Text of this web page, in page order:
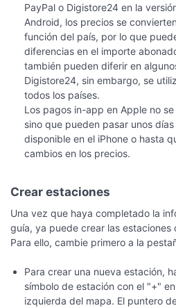
PayPal o Digistore24 en la
Android, los precios se
función del país, por lo que
diferencias en el importe
también pueden diferir en
Digistore24, sin embargo, se
todos los países.
Los pagos in-app en Apple no
sino que pueden pasar unos
disponible en el iPhone o hasta
cambios en los precios.
Crear estaciones
Una vez que haya completado la
guía, ya puede crear las estaciones
Para ello, cambie primero a la
Para crear una nueva estación,
símbolo de estación con el "+"
izquierda del mapa. El puntero